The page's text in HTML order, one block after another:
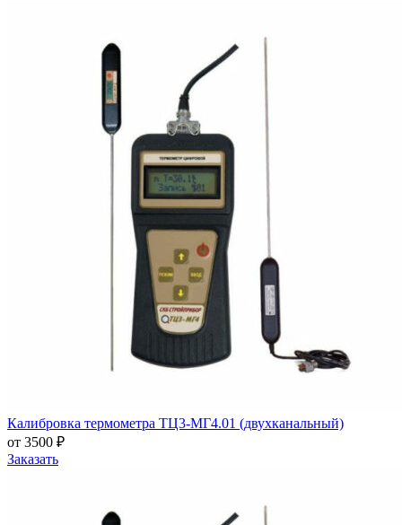
Калибровка термометра ТЦ3-МГ4.01 (двухканальный)
от 3500 ₽
Заказать